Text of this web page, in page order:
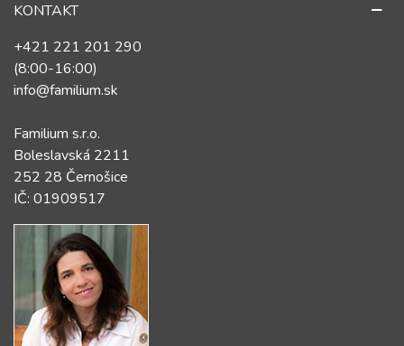
KONTAKT
+421 221 201 290
(8:00-16:00)
info@familium.sk
Familium s.r.o.
Boleslavská 2211
252 28 Černošice
IČ: 01909517